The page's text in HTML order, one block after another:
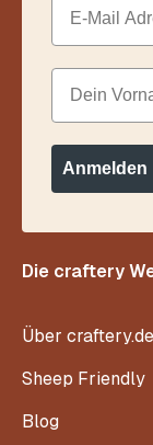
Die craftery
Über craftery.de
Sheep Friendly
Blog
Dein
Anmelden